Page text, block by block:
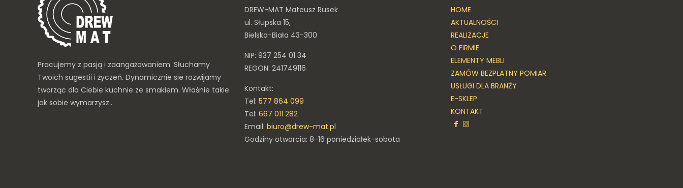
Pracujemy z pasją i zaangażowaniem. Słuchamy
Twoich sugestii i życzeń. Dynamicznie sie rozwijamy
tworząc dla Ciebie kuchnie ze smakiem. Właśnie takie
jak sobie wymarzysz..
DREW-MAT Mateusz Rusek
ul. Słupska 15,
Bielsko-Biała 43-300
NIP: 937 254 01 34
REGON: 241749116
Kontakt:
Tel: 577 864 099
Tel: 667 011 282
Email: biuro@drew-mat.pl
Godziny otwarcia: 8-16 poniedziałek-sobota
HOME
AKTUALNOŚCI
REALIZACJE
O FIRMIE
ELEMENTY MEBLI
ZAMÓW BEZPŁATNY POMIAR
USŁUGI DLA BRANŻY
E-SKLEP
KONTAKT